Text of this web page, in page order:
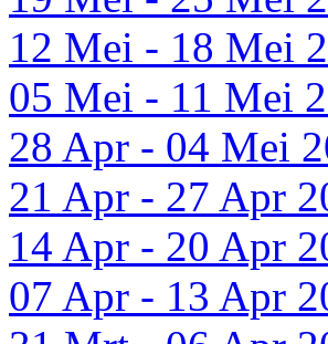
12 Mei - 18 Mei
05 Mei - 11 Mei
28 Apr - 04 Mei
21 Apr - 27 Apr
14 Apr - 20 Apr
07 Apr - 13 Apr